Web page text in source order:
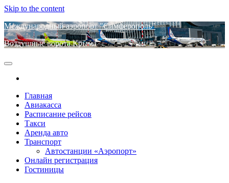
Skip to the content
Международный аэропорт "Симферополь"
Воздушные ворота Крыма
Главная
Авиакасса
Расписание рейсов
Такси
Аренда авто
Транспорт
Автостанции «Аэропорт»
Онлайн регистрация
Гостиницы